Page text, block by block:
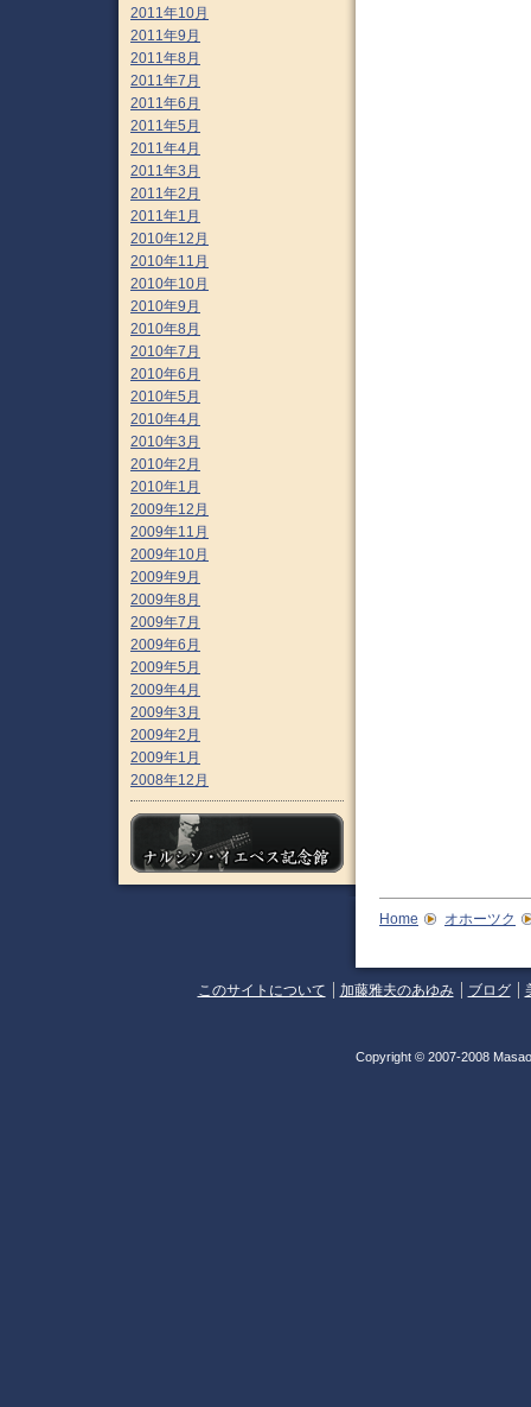
2011年10月
2011年9月
2011年8月
2011年7月
2011年6月
2011年5月
2011年4月
2011年3月
2011年2月
2011年1月
2010年12月
2010年11月
2010年10月
2010年9月
2010年8月
2010年7月
2010年6月
2010年5月
2010年4月
2010年3月
2010年2月
2010年1月
2009年12月
2009年11月
2009年10月
2009年9月
2009年8月
2009年7月
2009年6月
2009年5月
2009年4月
2009年3月
2009年2月
2009年1月
2008年12月
Home オホーツク
このサイトについて 加藤雅夫のあゆみ ブログ
Copyright © 2007-2008